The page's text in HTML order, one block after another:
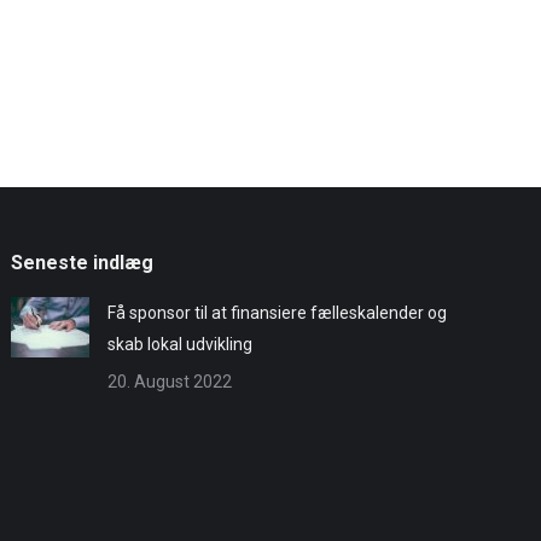
Seneste indlæg
Få sponsor til at finansiere fælleskalender og
skab lokal udvikling
20. August 2022